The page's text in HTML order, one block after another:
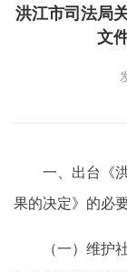
洪江市司法局
文
一、出台《
果的决定》的必要
（一）维